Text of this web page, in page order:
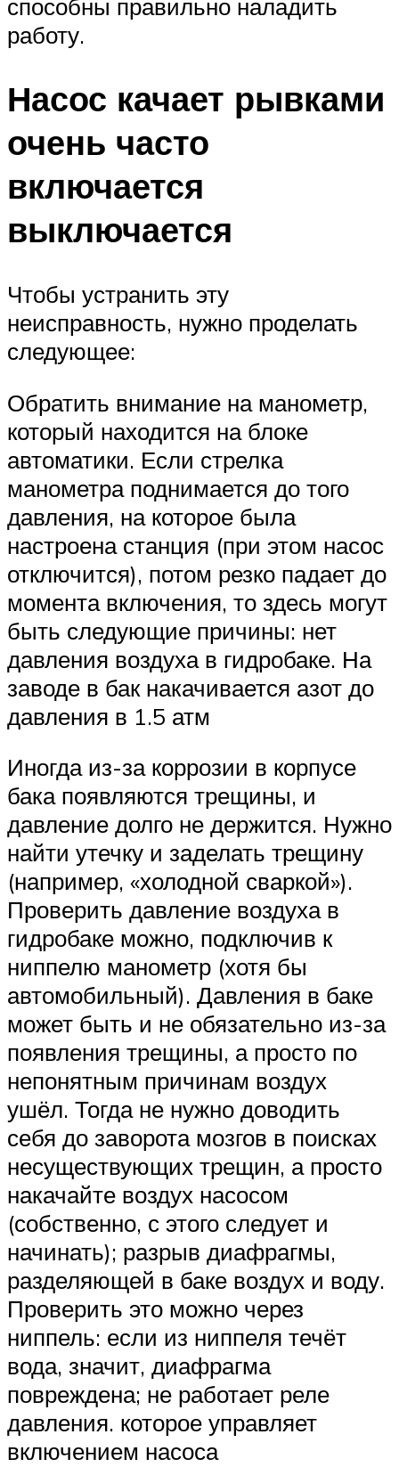
способны правильно наладить
работу.
Насос качает рывками
очень часто
включается
выключается
Чтобы устранить эту
неисправность, нужно проделать
следующее:
Обратить внимание на манометр,
который находится на блоке
автоматики. Если стрелка
манометра поднимается до того
давления, на которое была
настроена станция (при этом насос
отключится), потом резко падает до
момента включения, то здесь могут
быть следующие причины: нет
давления воздуха в гидробаке. На
заводе в бак накачивается азот до
давления в 1.5 атм
Иногда из-за коррозии в корпусе
бака появляются трещины, и
давление долго не держится. Нужно
найти утечку и заделать трещину
(например, «холодной сваркой»).
Проверить давление воздуха в
гидробаке можно, подключив к
ниппелю манометр (хотя бы
автомобильный). Давления в баке
может быть и не обязательно из-за
появления трещины, а просто по
непонятным причинам воздух
ушёл. Тогда не нужно доводить
себя до заворота мозгов в поисках
несуществующих трещин, а просто
накачайте воздух насосом
(собственно, с этого следует и
начинать); разрыв диафрагмы,
разделяющей в баке воздух и воду.
Проверить это можно через
ниппель: если из ниппеля течёт
вода, значит, диафрагма
повреждена; не работает реле
давления. которое управляет
включением насоса